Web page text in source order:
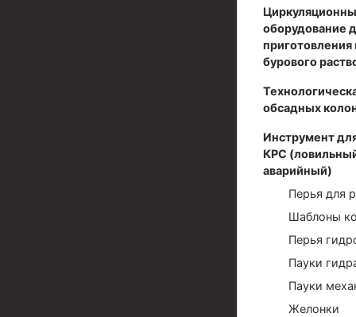
оборудование
приготовления
бурового
обсадных
Инструмент
КРС
аварийный)
Перья для
Шаблоны
Перья
Пауки
Пауки
Желонки